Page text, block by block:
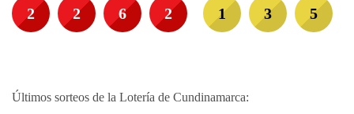
2 2 6 2 1 3 5
Últimos sorteos de la Lotería de Cundinamarca: